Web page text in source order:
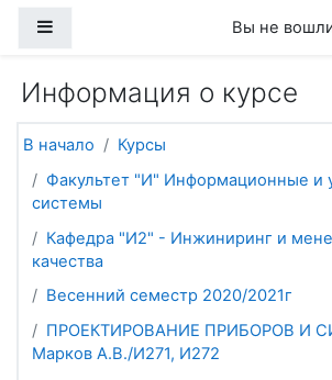
Вы не
Информация о курсе
В начало
Курсы
Факультет "И" Информационные и
системы
Кафедра "И2" - Инжиниринг и
качества
Весенний семестр 2020/2021г
ПРОЕКТИРОВАНИЕ ПРИБОРОВ И
Марков А.В./И271, И272